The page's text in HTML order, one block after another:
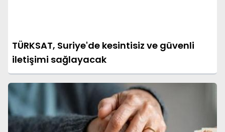
TÜRKSAT, Suriye'de kesintisiz ve güvenli
iletişimi sağlayacak